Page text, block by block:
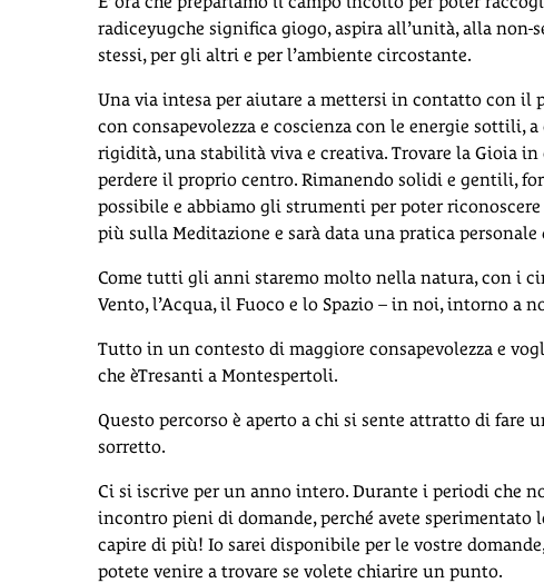
radiceyugche significa giogo, aspira all’unità, alla
stessi, per gli altri e per l’ambiente circostante.
Una via intesa per aiutare a mettersi in contatto con il
con consapevolezza e coscienza con le energie sottili,
rigidità, una stabilità viva e creativa. Trovare la Gioia
perdere il proprio centro. Rimanendo solidi e gentili,
possibile e abbiamo gli strumenti per poter
più sulla Meditazione e sarà data una pratica
Come tutti gli anni staremo molto nella natura, con i
Vento, l’Acqua, il Fuoco e lo Spazio – in noi, intorno a
Tutto in un contesto di maggiore consapevolezza e
che èTresanti a Montespertoli.
Questo percorso è aperto a chi si sente attratto di fare
sorretto.
Ci si iscrive per un anno intero. Durante i periodi che
incontro pieni di domande, perché avete sperimentato
capire di più! Io sarei disponibile per le vostre
potete venire a trovare se volete chiarire un punto.